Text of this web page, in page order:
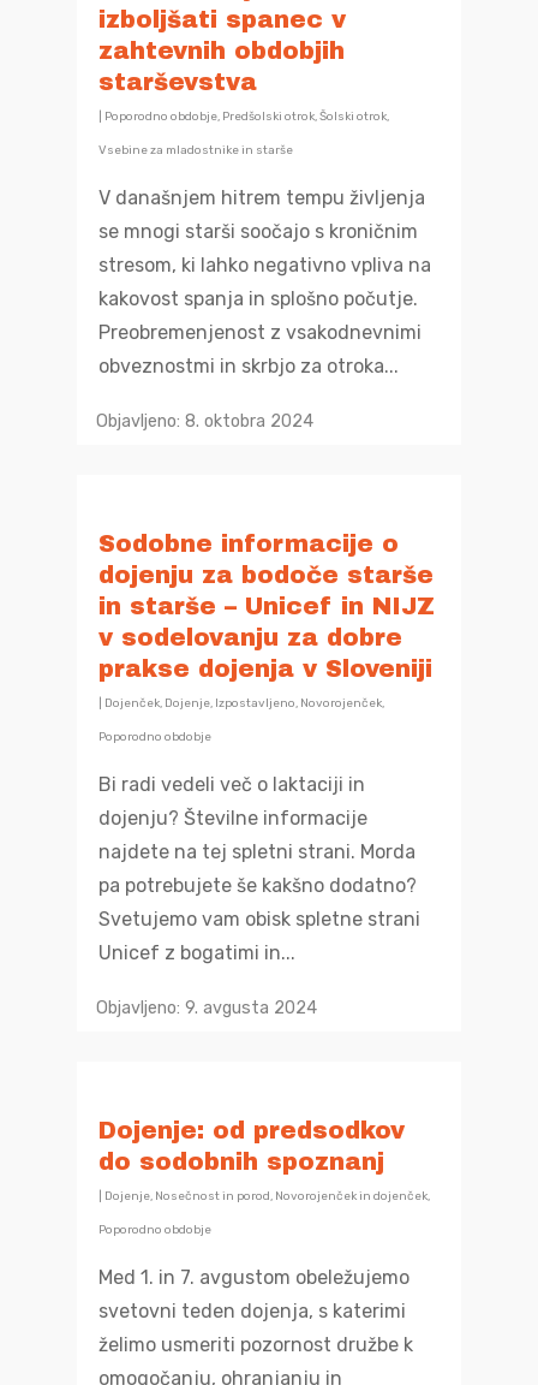
izboljšati spanec v
zahtevnih obdobjih
starševstva
Poporodno obdobje, Predšolski otrok,Šolski otrok,
Vsebine za mladostnike in starše
V današnjem hitrem tempu življenja
se mnogi starši soočajo s kroničnim
stresom, ki lahko negativno vpliva na
kakovost spanja in splošno počutje.
Preobremenjenost z vsakodnevnimi
obveznostmi in skrbjo za otroka...
Objavljeno: 8. oktobra 2024
Sodobne informacije o
dojenju za bodoče starše
in starše – Unicef in NIJZ
v sodelovanju za dobre
prakse dojenja v Sloveniji
Dojenček, Dojenje, Izpostavljeno, Novorojenček,
Poporodno obdobje
Bi radi vedeli več o laktaciji in
dojenju? Številne informacije
najdete na tej spletni strani. Morda
pa potrebujete še kakšno dodatno?
Svetujemo vam obisk spletne strani
Unicef z bogatimi in...
Objavljeno: 9. avgusta 2024
Dojenje: od predsodkov
do sodobnih spoznanj
Dojenje, Nosečnost in porod, Novorojenček in dojenček,
Poporodno obdobje
Med 1. in 7. avgustom obeležujemo
svetovni teden dojenja, s katerimi
želimo usmeriti pozornost družbe k
omogočanju, ohranjanju in
O programu
Vizija, poslanstvo in
Predstavitev
Vsebine
pravice nosečnic
Potek nosečnosti
Za zdravo
Priprava na prihod
Posebnosti in
nosečnosti
Poporodno
Dojenje
Sodelovalno
Preventivno
varstvo
Razvoj
Skrb za varnost
Skrb za zdravje
Otrok
Predšolski otrok
Šolski otrok
Zgodnja
Otrok s statusom
registriranega
Mladostnik,
Preventivno
varstvo
Video vsebine
Ostalo
Časovnica
Seznam
zdravnikov šol
Gradiva v